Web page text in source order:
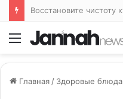
Меню
Главная / Здоровые блюда